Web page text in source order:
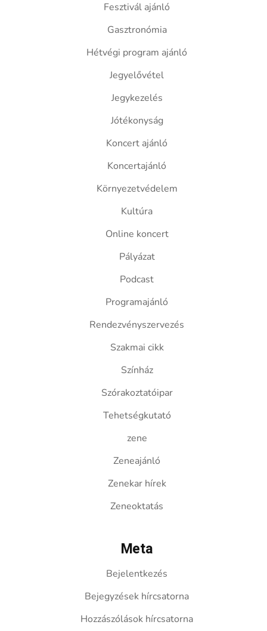
Fesztivál ajánló
Gasztronómia
Hétvégi program ajánló
Jegyelővétel
Jegykezelés
Jótékonyság
Koncert ajánló
Koncertajánló
Környezetvédelem
Kultúra
Online koncert
Pályázat
Podcast
Programajánló
Rendezvényszervezés
Szakmai cikk
Színház
Szórakoztatóipar
Tehetségkutató
zene
Zeneajánló
Zenekar hírek
Zeneoktatás
Meta
Bejelentkezés
Bejegyzések hírcsatorna
Hozzászólások hírcsatorna